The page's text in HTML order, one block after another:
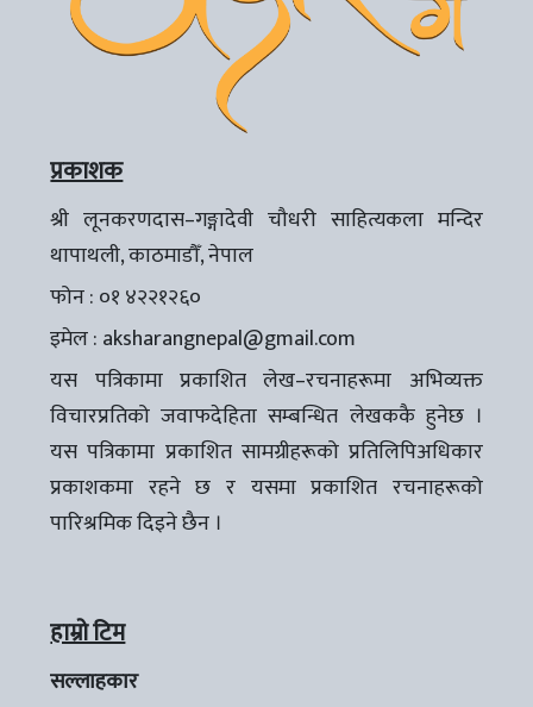
प्रकाशक
श्री लूनकरणदास–गङ्गादेवी चौधरी साहित्यकला मन्दिर
थापाथली, काठमाडौँ, नेपाल
फोन : ०१ ४२२१२६०
इमेल : aksharangnepal@gmail.com
यस पत्रिकामा प्रकाशित लेख–रचनाहरूमा अभिव्यक्त
विचारप्रतिको जवाफदेहिता सम्बन्धित लेखककै हुनेछ ।
यस पत्रिकामा प्रकाशित सामग्रीहरूको प्रतिलिपिअधिकार
प्रकाशकमा रहने छ र यसमा प्रकाशित रचनाहरूको
पारिश्रमिक दिइने छैन ।
हाम्रो टिम
सल्लाहकार